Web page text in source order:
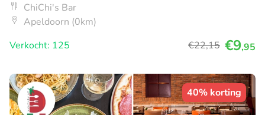
ChiChi's Bar
Apeldoorn (0km)
Verkocht: 125
€22,15 €9,95
40% korting